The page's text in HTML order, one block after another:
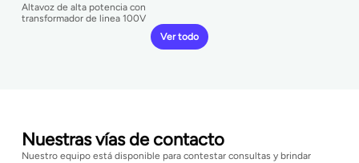
Altavoz de alta potencia con
transformador de linea 100V
Ver todo
Nuestras vías de contacto
Nuestro equipo está disponible para contestar consultas y brindar